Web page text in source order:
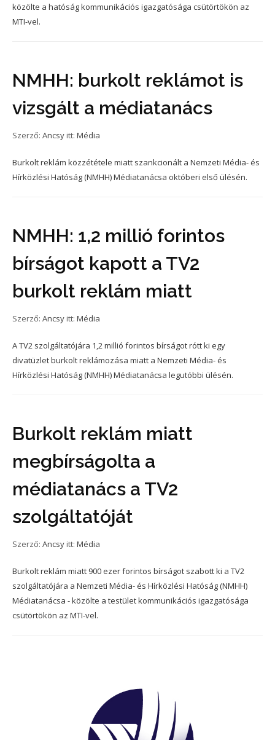
közölte a hatóság kommunikációs igazgatósága csütörtökön az
MTI-vel.
NMHH: burkolt reklámot is
vizsgált a médiatanács
Szerző: Ancsy itt: Média
Burkolt reklám közzététele miatt szankcionált a Nemzeti Média- és
Hírközlési Hatóság (NMHH) Médiatanácsa októberi első ülésén.
NMHH: 1,2 millió forintos
bírságot kapott a TV2
burkolt reklám miatt
Szerző: Ancsy itt: Média
A TV2 szolgáltatójára 1,2 millió forintos bírságot rótt ki egy
divatüzlet burkolt reklámozása miatt a Nemzeti Média- és
Hírközlési Hatóság (NMHH) Médiatanácsa legutóbbi ülésén.
Burkolt reklám miatt
megbírságolta a
médiatanács a TV2
szolgáltatóját
Szerző: Ancsy itt: Média
Burkolt reklám miatt 900 ezer forintos bírságot szabott ki a TV2
szolgáltatójára a Nemzeti Média- és Hírközlési Hatóság (NMHH)
Médiatanácsa - közölte a testület kommunikációs igazgatósága
csütörtökön az MTI-vel.